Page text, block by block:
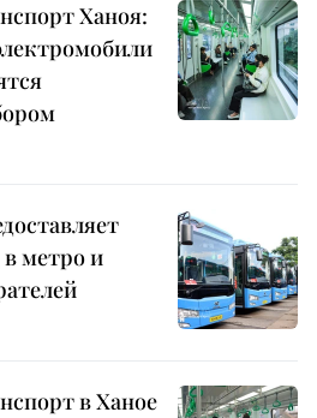
Ханоя:
метро и
в Ханое